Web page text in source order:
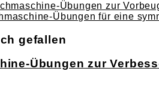
Übungen zur
Übungen für eine
gefallen
Übungen zur